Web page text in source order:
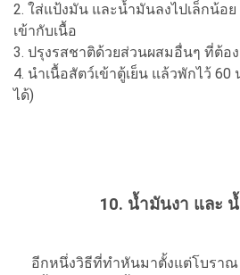
2. ใส่แป้งมัน และน้ำมันลงไปเล็กน้อ
เข้ากับเนื้อ
3. ปรุงรสชาติด้วยส่วนผสมอื่นๆ ที่ต้อ
4. นำเนื้อสัตว์เข้าตู้เย็น แล้วพักไว้
ได้)
10. น้ำมันงา และ
อีกหนึ่งวิธีที่ทำหันมาตั้งแต่โบราณ